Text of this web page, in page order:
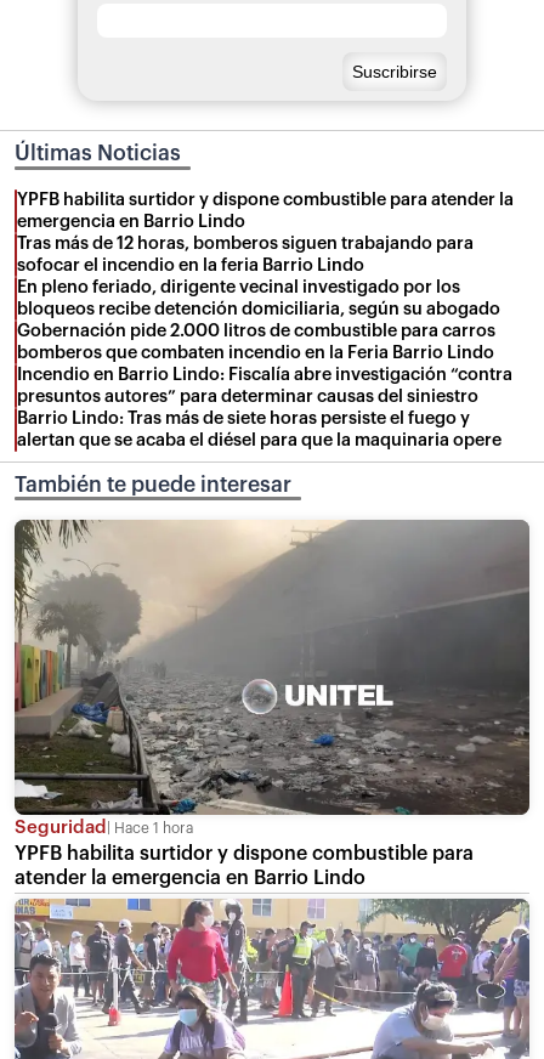
Últimas Noticias
YPFB habilita surtidor y dispone combustible para atender la
emergencia en Barrio Lindo
Tras más de 12 horas, bomberos siguen trabajando para
sofocar el incendio en la feria Barrio Lindo
En pleno feriado, dirigente vecinal investigado por los
bloqueos recibe detención domiciliaria, según su abogado
Gobernación pide 2.000 litros de combustible para carros
bomberos que combaten incendio en la Feria Barrio Lindo
Incendio en Barrio Lindo: Fiscalía abre investigación “contra
presuntos autores” para determinar causas del siniestro
Barrio Lindo: Tras más de siete horas persiste el fuego y
alertan que se acaba el diésel para que la maquinaria opere
También te puede interesar
Seguridad Hace 1 hora
YPFB habilita surtidor y dispone combustible para
atender la emergencia en Barrio Lindo